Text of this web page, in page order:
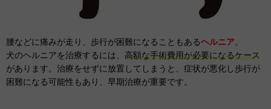
腰などに痛みが走り、歩行が困難になることもあるヘルニア。
犬のヘルニアを治療するには、 高額な手術費用が必要になるケース
があります。 治療をせずに放置してしまうと、症状が悪化し歩行が
困難になる可能性もあり、早期治療が重要です。